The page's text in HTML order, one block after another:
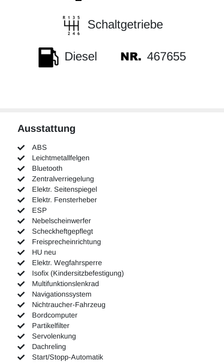
Schaltgetriebe
Diesel 467655
Ausstattung
ABS
Leichtmetallfelgen
Bluetooth
Zentralverriegelung
Elektr. Seitenspiegel
Elektr. Fensterheber
ESP
Nebelscheinwerfer
Scheckheftgepflegt
Freisprecheinrichtung
HU neu
Elektr. Wegfahrsperre
Isofix (Kindersitzbefestigung)
Multifunktionslenkrad
Navigationssystem
Nichtraucher-Fahrzeug
Bordcomputer
Partikelfilter
Servolenkung
Dachreling
Start/Stopp-Automatik